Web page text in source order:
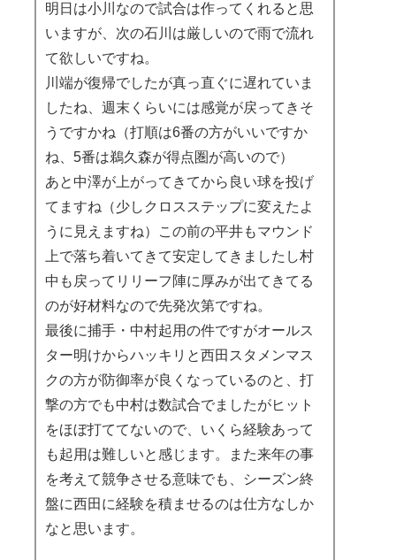
明日は小川なので試合は作ってくれると思
いますが、次の石川は厳しいので雨で流れ
て欲しいですね。
川端が復帰でしたが真っ直ぐに遅れていま
したね、週末くらいには感覚が戻ってきそ
うですかね（打順は6番の方がいいですか
ね、5番は鵜久森が得点圏が高いので）
あと中澤が上がってきてから良い球を投げ
てますね（少しクロスステップに変えたよ
うに見えますね）この前の平井もマウンド
上で落ち着いてきて安定してきましたし村
中も戻ってリリーフ陣に厚みが出てきてる
のが好材料なので先発次第ですね。
最後に捕手・中村起用の件ですがオールス
ター明けからハッキリと西田スタメンマス
クの方が防御率が良くなっているのと、打
撃の方でも中村は数試合でましたがヒット
をほぼ打ててないので、いくら経験あって
も起用は難しいと感じます。また来年の事
を考えて競争させる意味でも、シーズン終
盤に西田に経験を積ませるのは仕方なしか
なと思います。